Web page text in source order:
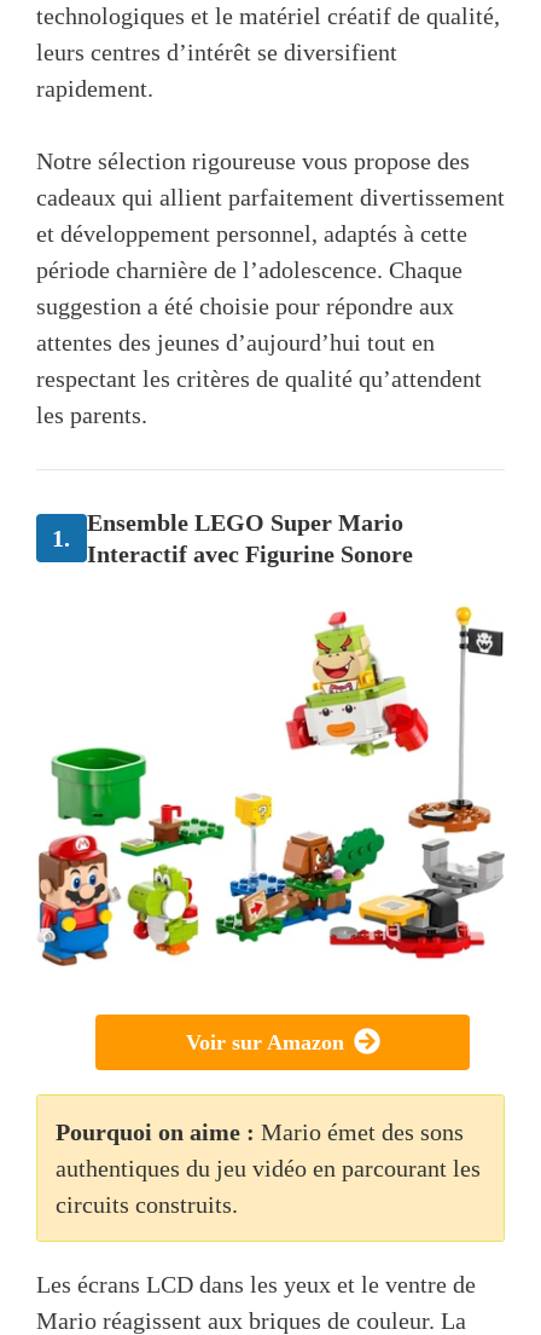
technologiques et le matériel créatif de qualité,
leurs centres d’intérêt se diversifient
rapidement.
Notre sélection rigoureuse vous propose des
cadeaux qui allient parfaitement divertissement
et développement personnel, adaptés à cette
période charnière de l’adolescence. Chaque
suggestion a été choisie pour répondre aux
attentes des jeunes d’aujourd’hui tout en
respectant les critères de qualité qu’attendent
les parents.
1.
Ensemble LEGO Super Mario
Interactif avec Figurine Sonore
Voir sur Amazon
Pourquoi on aime : Mario émet des sons
authentiques du jeu vidéo en parcourant les
circuits construits.
Les écrans LCD dans les yeux et le ventre de
Mario réagissent aux briques de couleur. La